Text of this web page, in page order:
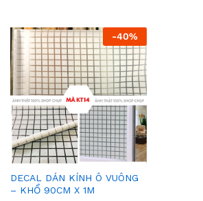
-40%
DECAL DÁN KÍNH Ô VUÔNG
– KHỔ 90CM X 1M